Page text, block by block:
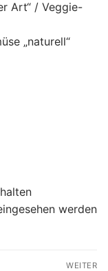
Art“ / Veggie-
„naturell“
werden
WEITER